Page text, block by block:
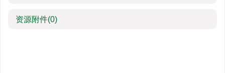
资源附件(0)